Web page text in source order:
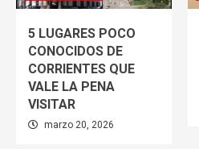
5 LUGARES POCO
CONOCIDOS DE
CORRIENTES QUE
VALE LA PENA
VISITAR
marzo 20, 2026